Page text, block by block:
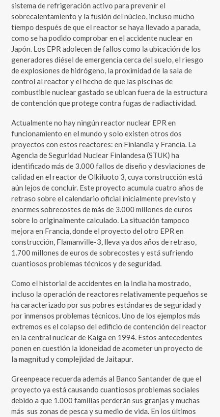
sistema de refrigeración activo para prevenir el
sobrecalentamiento y la fusión del núcleo, incluso mucho
tiempo después de que el reactor se haya llevado a parada,
como se ha podido comprobar en el accidente nuclear en
Japón. Los EPR adolecen de fallos como la ubicación de los
generadores diésel de emergencia cerca del suelo, el riesgo
de explosiones de hidrógeno, la proximidad de la sala de
control al reactor y el hecho de que las piscinas de
combustible nuclear gastado se ubican fuera de la estructura
de contención que protege contra fugas de radiactividad.
Actualmente no hay ningún reactor nuclear EPR en
funcionamiento en el mundo y solo existen otros dos
proyectos con estos reactores: en Finlandia y Francia. La
Agencia de Seguridad Nuclear Finlandesa (STUK) ha
identificado más de 3.000 fallos de diseño y desviaciones de
calidad en el reactor de Olkiluoto 3, cuya construcción está
aún lejos de concluir. Este proyecto acumula cuatro años de
retraso sobre el calendario oficial inicialmente previsto y
enormes sobrecostes de más de 3.000 millones de euros
sobre lo originalmente calculado. La situación tampoco
mejora en Francia, donde el proyecto del otro EPR en
construcción, Flamanville-3, lleva ya dos años de retraso,
1.700 millones de euros de sobrecostes y está sufriendo
cuantiosos problemas técnicos y de seguridad.
Como el historial de accidentes en la India ha mostrado,
incluso la operación de reactores relativamente pequeños se
ha caracterizado por sus pobres estándares de seguridad y
por inmensos problemas técnicos. Uno de los ejemplos más
extremos es el colapso del edificio de contención del reactor
en la central nuclear de Kaiga en 1994. Estos antecedentes
ponen en cuestión la idoneidad de acometer un proyecto de
la magnitud y complejidad de Jaitapur.
Greenpeace recuerda además al Banco Santander de que el
proyecto ya está causando cuantiosos problemas sociales
debido a que 1.000 familias perderán sus granjas y muchas
más sus zonas de pesca y su medio de vida. En los últimos